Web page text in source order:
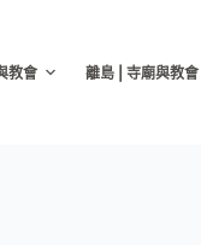
教會 離島 | 寺廟與教會